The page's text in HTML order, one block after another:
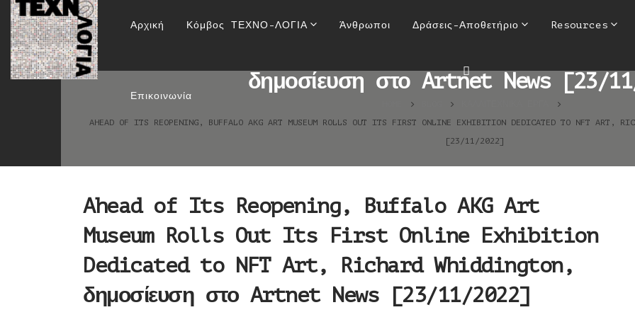
Αρχική Κόμβος ΤΕΧΝΟ-ΛΟΓΙΑ Άνθρωποι Δράσεις-Αποθετήριο Resources
Επικοινωνία
Ahead of Its Reopening, Buffalo AKG Art
δημοσίευση στο Artnet News [23/
AHEAD OF ITS REOPENING, BUFFALO AKG ART MUSEUM ROLLS OUT ITS FIRST ONLINE EXHIBITION DEDICATED TO NFT ART,
[23/11/2022]
Ahead of Its Reopening, Buffalo AKG Art
Museum Rolls Out Its First Online Exhibition
Dedicated to NFT Art, Richard Whiddington,
δημοσίευση στο Artnet News [23/11/2022]